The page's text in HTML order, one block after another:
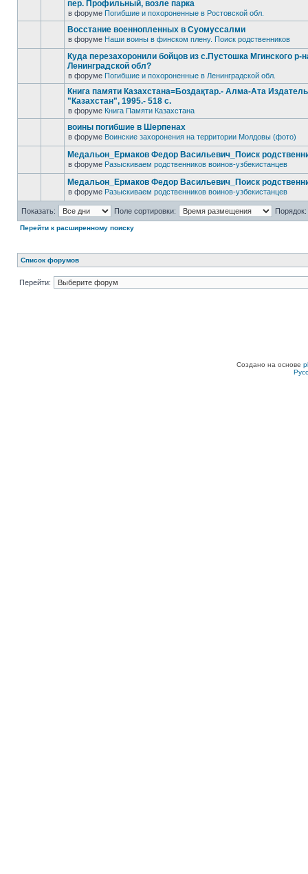
пер. Профильный, возле парка
в форуме Погибшие и похороненные в Ростовской обл.
Восстание военнопленных в Суомуссалми
в форуме Наши воины в финском плену. Поиск родственников
Куда перезахоронили бойцов из с.Пустошка Мгинского р-
Ленинградской обл?
в форуме Погибшие и похороненные в Ленинградской обл.
Книга памяти Казахстана=Боздақтар.- Алма-Ата
"Казахстан", 1995.- 518 с.
в форуме Книга Памяти Казахстана
воины погибшие в Шерпенах
в форуме Воинские захоронения на территории Молдовы (фото)
Медальон_Ермаков Федор Васильевич_Поиск
в форуме Разыскиваем родственников воинов-узбекистанцев
Медальон_Ермаков Федор Васильевич_Поиск
в форуме Разыскиваем родственников воинов-узбекистанцев
Показать: Поле сортировки: Порядок:
Перейти к расширенному поиску
Список форумов
Перейти:
Создано на основе